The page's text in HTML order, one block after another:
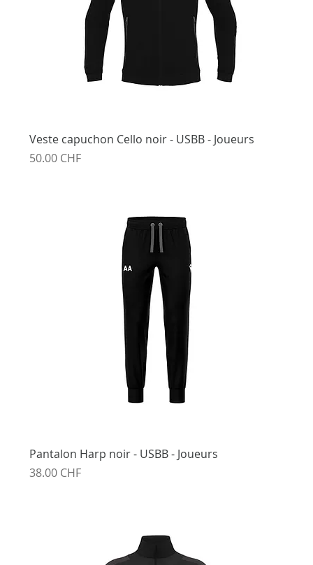
Veste capuchon Cello noir - USBB - Joueurs
Prix
50.00 CHF
Pantalon Harp noir - USBB - Joueurs
Prix
38.00 CHF